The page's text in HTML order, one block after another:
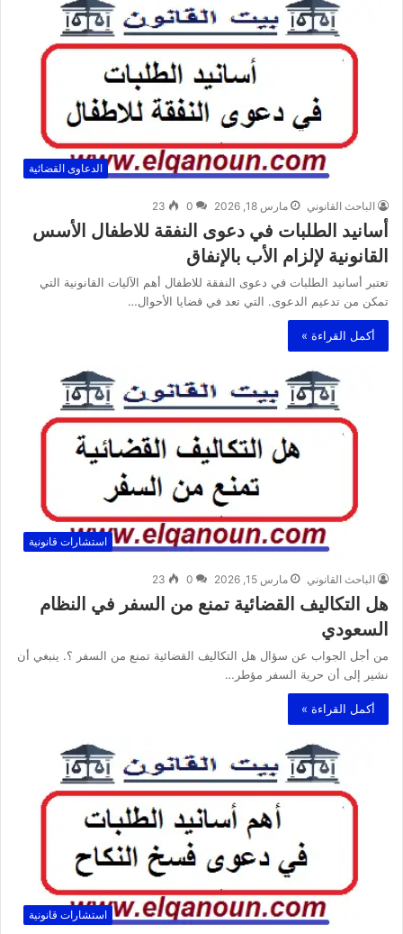
الدعاوى القضائية
الباحث القانوني مارس 18, 2026 0
23
أسانيد الطلبات في دعوى النفقة للاطفال الأسس
القانونية لإلزام الأب بالإنفاق
تعتبر أسانيد الطلبات في دعوى النفقة للاطفال أهم الآليات القانونية التي
تمكن من تدعيم الدعوى. التي تعد في قضايا الأحوال…
أكمل القراءة »
استشارات قانونية
الباحث القانوني مارس 15, 2026 0
23
هل التكاليف القضائية تمنع من السفر في النظام
السعودي
من أجل الجواب عن سؤال هل التكاليف القضائية تمنع من السفر ؟. ينبغي أن
نشير إلى أن حرية السفر مؤطر…
أكمل القراءة »
استشارات قانونية